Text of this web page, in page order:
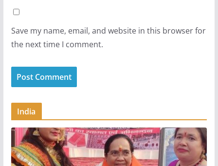
Save my name, email, and website in this browser for
the next time I comment.
India